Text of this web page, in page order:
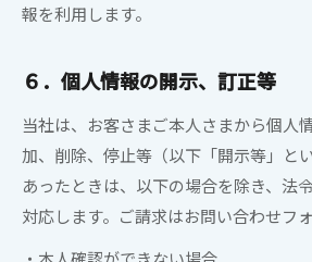
報を利用します。
６．個人情報の開示、訂正等
当社は、お客さまご本人さまから個人
加、削除、停止等（以下「開示等」と
あったときは、以下の場合を除き、法
対応します。ご請求はお問い合わせフ